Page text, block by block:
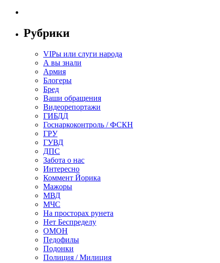
Рубрики
VIPы или слуги народа
А вы знали
Армия
Блогеры
Бред
Ваши обращения
Видеорепортажи
ГИБДД
Госнаркоконтроль / ФСКН
ГРУ
ГУВД
ДПС
Забота о нас
Интересно
Коммент Йорика
Мажоры
МВД
МЧС
На просторах рунета
Нет Беспределу
ОМОН
Педофилы
Подонки
Полиция / Милиция